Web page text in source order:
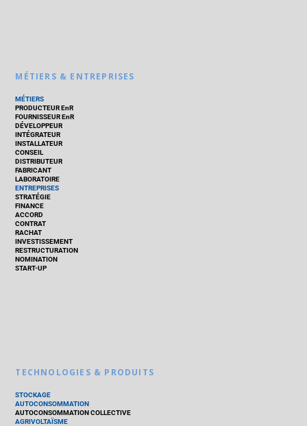
MÉTIERS & ENTREPRISES
MÉTIERS
PRODUCTEUR EnR
FOURNISSEUR EnR
DÉVELOPPEUR
INTÉGRATEUR
INSTALLATEUR
CONSEIL
DISTRIBUTEUR
FABRICANT
LABORATOIRE
ENTREPRISES
STRATÉGIE
FINANCE
ACCORD
CONTRAT
RACHAT
INVESTISSEMENT
RESTRUCTURATION
NOMINATION
START-UP
TECHNOLOGIES & PRODUITS
STOCKAGE
AUTOCONSOMMATION
AUTOCONSOMMATION COLLECTIVE
AGRIVOLTAÏSME